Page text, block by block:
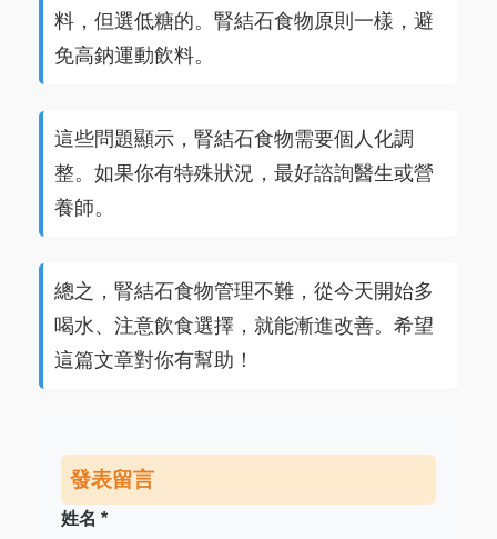
料，但選低糖的。腎結石食物原則一樣，避
免高鈉運動飲料。
這些問題顯示，腎結石食物需要個人化調
整。如果你有特殊狀況，最好諮詢醫生或營
養師。
總之，腎結石食物管理不難，從今天開始多
喝水、注意飲食選擇，就能漸進改善。希望
這篇文章對你有幫助！
發表留言
姓名 *